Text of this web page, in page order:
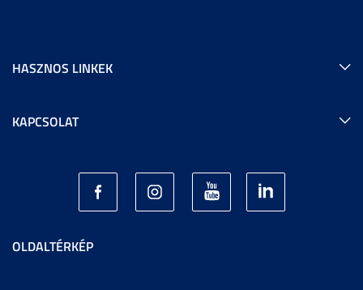
HASZNOS LINKEK
KAPCSOLAT
OLDALTÉRKÉP